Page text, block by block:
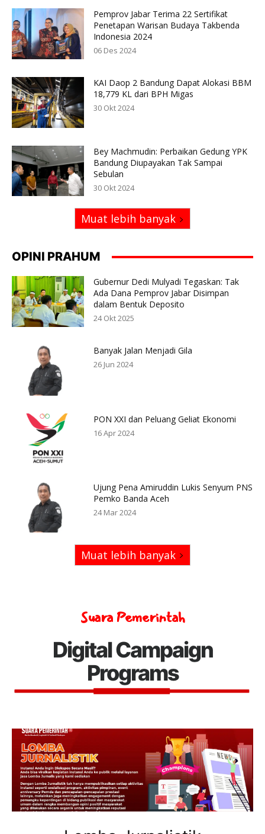
Pemprov Jabar Terima 22 Sertifikat
Penetapan Warisan Budaya Takbenda
Indonesia 2024
06 Des 2024
KAI Daop 2 Bandung Dapat Alokasi BBM
18,779 KL dari BPH Migas
30 Okt 2024
Bey Machmudin: Perbaikan Gedung YPK
Bandung Diupayakan Tak Sampai
Sebulan
30 Okt 2024
Muat lebih banyak
OPINI PRAHUM
Gubernur Dedi Mulyadi Tegaskan: Tak
Ada Dana Pemprov Jabar Disimpan
dalam Bentuk Deposito
24 Okt 2025
Banyak Jalan Menjadi Gila
26 Jun 2024
PON XXI dan Peluang Geliat Ekonomi
16 Apr 2024
Ujung Pena Amiruddin Lukis Senyum PNS
Pemko Banda Aceh
24 Mar 2024
Muat lebih banyak
Suara Pemerintah
Digital Campaign
Programs